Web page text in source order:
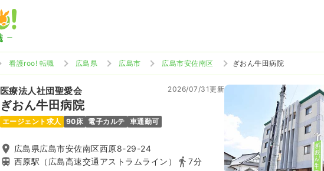
看護roo! 転職 広島県 広島市 広島市安佐南区 ぎおん牛田病院
医療法人社団聖愛会
ぎおん牛田病院
2026/07/31更新
エージェント求人 90床 電子カルテ 車通勤可
広島県広島市安佐南区西原8-29-24
西原駅（広島高速交通アストラムライン）
7分